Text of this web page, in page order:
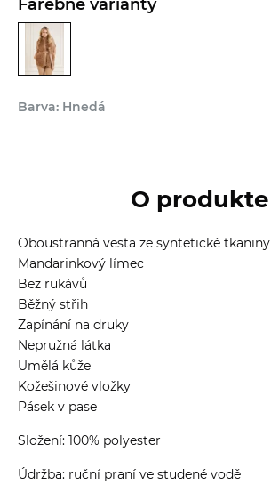
Farebné varianty
Barva: Hnedá
O produkte
Oboustranná vesta ze syntetické tkaniny
Mandarinkový límec
Bez rukávů
Běžný střih
Zapínání na druky
Nepružná látka
Umělá kůže
Kožešinové vložky
Pásek v pase
Složení: 100% polyester
Údržba: ruční praní ve studené vodě